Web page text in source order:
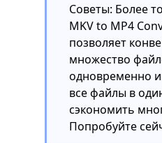
Советы: Более
MKV to MP4
позволяет
множество
одновременно
все файлы в
сэкономить
Попробуйте